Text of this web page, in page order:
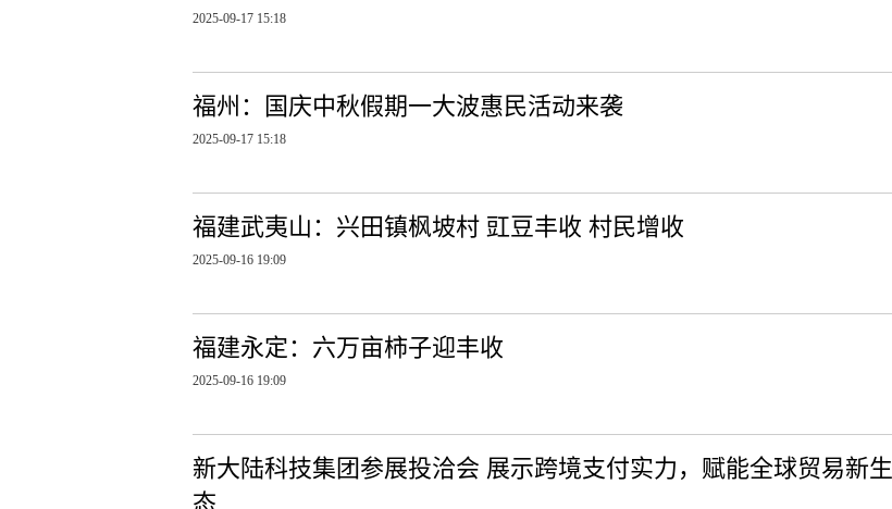
2025-09-17 15:18
福州：国庆中秋假期一大波惠民活动来袭
2025-09-17 15:18
福建武夷山：兴田镇枫坡村 豇豆丰收 村民增收
2025-09-16 19:09
福建永定：六万亩柿子迎丰收
2025-09-16 19:09
新大陆科技集团参展投洽会 展示跨境支付实力，赋能全球贸易新生
态